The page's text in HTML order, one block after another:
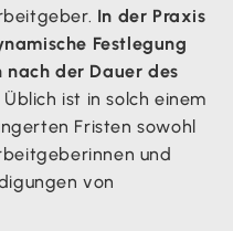
In der Praxis
Festlegung
der Dauer des
Üblich ist in solch einem
Fristen sowohl
und
von